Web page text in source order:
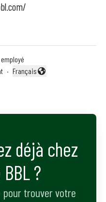
·
Changer la langue
Français
déjà chez
?
pour trouver votre